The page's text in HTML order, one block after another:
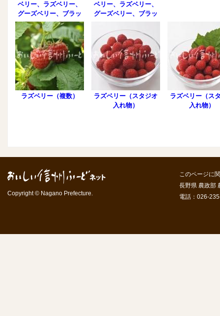
ベリー、ラズベリー、
グーズベリー、ブラッ
クカラント）
ベリー、ラズベリー、
グーズベリー、ブラッ
ラズベリー（複数）
ラズベリー（スタジオ
入れ物）
ラズベリー（ス
入れ物）
Copyright © Nagano Prefecture.
このページに
長野県 農政部
電話：026-